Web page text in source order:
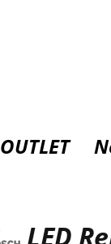
OUTLET
LED